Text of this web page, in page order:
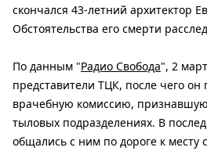
скончался 43-летний архитектор
Обстоятельства его смерти
По данным "Радио Свобода", 2
представители ТЦК, после чего
врачебную комиссию,
тыловых подразделениях. В
общались с ним по дороге к месту